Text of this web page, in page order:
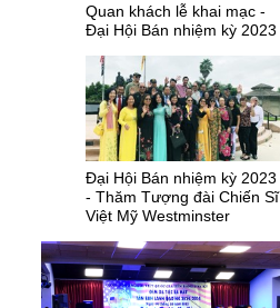
Quan khách lễ khai mạc -
Đại Hội Bán nhiệm kỳ 2023
Đại Hội Bán nhiệm kỳ 2023
- Thăm Tượng đài Chiến Sĩ
Việt Mỹ Westminster